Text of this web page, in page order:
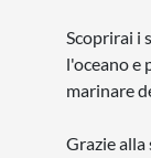
Scoprirai i
l'oceano e
marinare
Grazie